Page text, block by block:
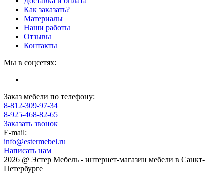
Как заказать?
Материалы
Наши работы
Отзывы
Контакты
Мы в соцсетях:
Заказ мебели по телефону:
8-812-309-97-34
8-925-468-82-65
Заказать звонок
E-mail:
info@estermebel.ru
Написать нам
2026 @ Эстер Мебель - интернет-магазин мебели в Санкт-
Петербурге